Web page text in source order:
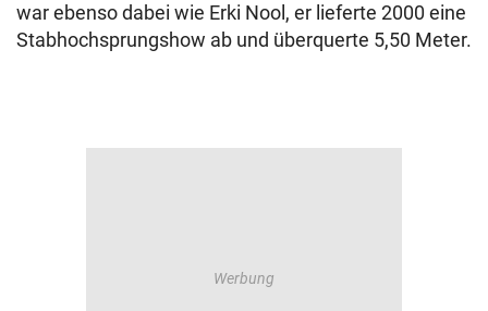
war ebenso dabei wie Erki Nool, er lieferte 2000 eine
Stabhochsprungshow ab und überquerte 5,50 Meter.